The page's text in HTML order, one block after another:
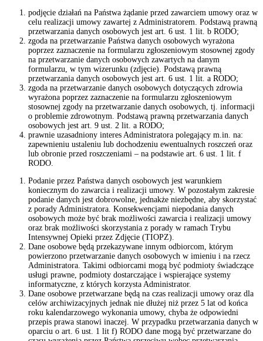
podjęcie działań na Państwa żądanie przed zawarciem umowy oraz w
celu realizacji umowy zawartej z Administratorem. Podstawą prawną
przetwarzania danych osobowych jest art. 6 ust. 1 lit. b RODO;
zgoda na przetwarzanie Państwa danych osobowych wyrażona
poprzez zaznaczenie na formularzu zgłoszeniowym stosownej zgody
na przetwarzanie danych osobowych zawartych na danym
formularzu, w tym wizerunku (zdjęcie). Podstawą prawną
przetwarzania danych osobowych jest art. 6 ust. 1 lit. a RODO;
zgoda na przetwarzanie danych osobowych dotyczących zdrowia
wyrażona poprzez zaznaczenie na formularzu zgłoszeniowym
stosownej zgody na przetwarzanie danych osobowych, tj. informacji
o problemie zdrowotnym. Podstawą prawną przetwarzania danych
osobowych jest art. 9 ust. 2 lit. a RODO;
prawnie uzasadniony interes Administratora polegający m.in. na:
zapewnieniu ustaleniu lub dochodzeniu ewentualnych roszczeń oraz
lub obronie przed roszczeniami – na podstawie art. 6 ust. 1 lit. f
RODO.
Podanie przez Państwa danych osobowych jest warunkiem
koniecznym do zawarcia i realizacji umowy. W pozostałym zakresie
podanie danych jest dobrowolne, jednakże niezbędne, aby skorzystać
z porady Administratora. Konsekwencjami niepodania danych
osobowych może być brak możliwości zawarcia i realizacji umowy
oraz brak możliwości skorzystania z porady w ramach Trybu
Intensywnej Opieki przez Zdjęcie (TIOPZ).
Dane osobowe będą przekazywane innym odbiorcom, którym
powierzono przetwarzanie danych osobowych w imieniu i na rzecz
Administratora. Takimi odbiorcami mogą być podmioty świadczące
usługi prawne, podmioty dostarczające i wspierające systemy
informatyczne, z których korzysta Administrator.
Dane osobowe przetwarzane będą na czas realizacji umowy oraz dla
celów archiwizacyjnych jednak nie dłużej niż przez 5 lat od końca
roku kalendarzowego wykonania umowy, chyba że odpowiedni
przepis prawa stanowi inaczej. W przypadku przetwarzania danych w
oparciu o art. 6 ust. 1 lit f) RODO dane mogą być przetwarzane do